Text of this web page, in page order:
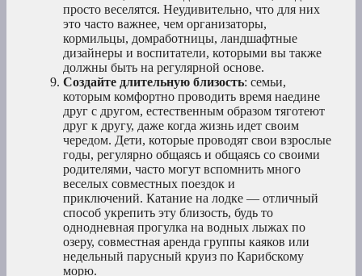
просто веселятся. Неудивительно, что для них
это часто важнее, чем организаторы,
кормильцы, домработницы, ландшафтные
дизайнеры и воспитатели, которыми вы также
должны быть на регулярной основе.
Создайте длительную близость: семьи,
которым комфортно проводить время наедине
друг с другом, естественным образом тяготеют
друг к другу, даже когда жизнь идет своим
чередом. Дети, которые проводят свои взрослые
годы, регулярно общаясь и общаясь со своими
родителями, часто могут вспомнить много
веселых совместных поездок и
приключений. Катание на лодке — отличный
способ укрепить эту близость, будь то
однодневная прогулка на водных лыжах по
озеру, совместная аренда группы каяков или
недельный парусный круиз по Карибскому
морю.